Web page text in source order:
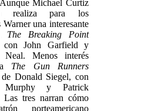
Michael Curtiz
realiza para los
Warner una interesante
The Breaking Point
con John Garfield y
Neal. Menos interés
The Gun Runners
Donald Siegel, con
Murphy y Patrick
Las tres narran cómo
norteamericano